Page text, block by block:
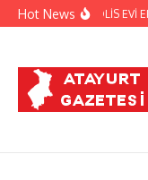
İçeriğe atla
Hot NewsHATAY POLİS EVİ